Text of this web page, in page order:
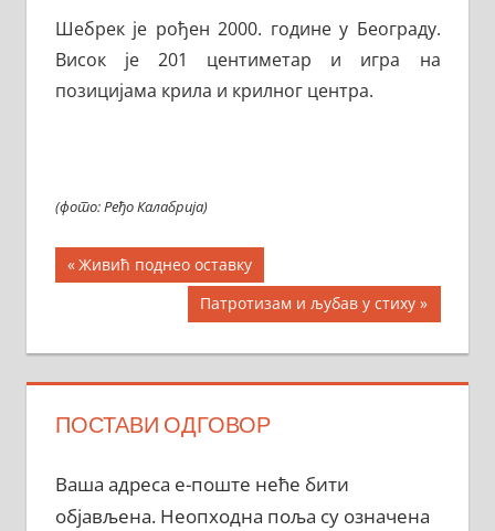
Шебрек је рођен 2000. године у Београду.
Висок је 201 центиметар и игра на
позицијама крила и крилног центра.
(фото: Ређо Калабрија)
Кретање
Previous
Post:
Живић поднео оставку
Next
Post:
Патротизам и љубав у стиху
ПОСТАВИ ОДГОВОР
Ваша адреса е-поште неће бити
објављена. Неопходна поља су означена